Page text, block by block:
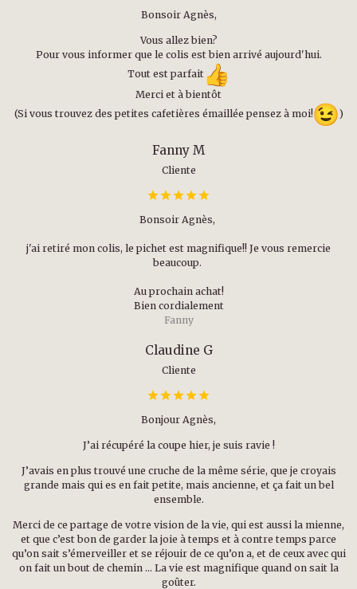
Bonsoir Agnès,
Vous allez bien?
Pour vous informer que le colis est bien arrivé aujourd'hui.
Tout est parfait
Merci et à bientôt
(Si vous trouvez des petites cafetières émaillée pensez à moi!
)
Fanny M
Cliente
Bonsoir Agnès,
j'ai retiré mon colis, le pichet est magnifique!! Je vous remercie
beaucoup.
Au prochain achat!
Bien cordialement
Fanny
Claudine G
Cliente
Bonjour Agnès,
J’ai récupéré la coupe hier, je suis ravie !
J’avais en plus trouvé une cruche de la même série, que je croyais
grande mais qui es en fait petite, mais ancienne, et ça fait un bel
ensemble.
Merci de ce partage de votre vision de la vie, qui est aussi la mienne,
et que c’est bon de garder la joie à temps et à contre temps parce
qu’on sait s’émerveiller et se réjouir de ce qu’on a, et de ceux avec qui
on fait un bout de chemin … La vie est magnifique quand on sait la
goûter.